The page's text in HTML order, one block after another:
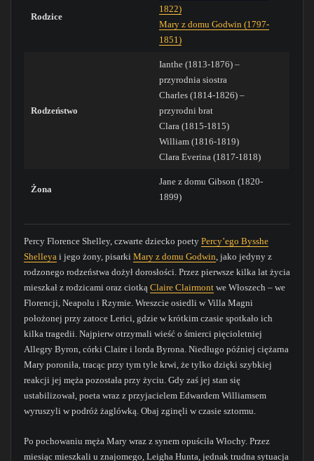
Rodzice
1822)
Mary z domu Godwin (1797-
1851)
Rodzeństwo
Ianthe (1813-1876) –
przyrodnia siostra
Charles (1814-1826) –
przyrodni brat
Clara (1815-1815)
William (1816-1819)
Clara Everina (1817-1818)
Żona
Jane z domu Gibson (1820-
1899)
Percy Florence Shelley, czwarte dziecko poety Percy’ego Bysshe
Shelleyai jego żony, pisarki Mary z domu Godwin, jako jedyny z
rodzonego rodzeństwa dożył dorosłości. Przez pierwsze kilka lat życia
mieszkał z rodzicami oraz ciotką Claire Clairmontwe Włoszech – we
Florencji, Neapolu i Rzymie. Wreszcie osiedli w Villa Magni
położonej przy zatoce Lerici, gdzie w krótkim czasie spotkało ich
kilka tragedii. Najpierw otrzymali wieść o śmierci pięcioletniej
Allegry Byron, córki Claire i lorda Byrona. Niedługo później ciężarna
Mary poroniła, tracąc przy tym tyle krwi, że tylko dzięki szybkiej
reakcji jej męża pozostała przy życiu. Gdy zaś jej stan się
ustabilizował, poeta wraz z przyjacielem Edwardem Williamsem
wyruszyli w podróż żaglówką. Obaj zginęli w czasie sztormu.
Po pochowaniu męża Mary wraz z synem opuściła Włochy. Przez
miesiąc mieszkali u znajomego, Leigha Hunta, jednak trudna sytuacja